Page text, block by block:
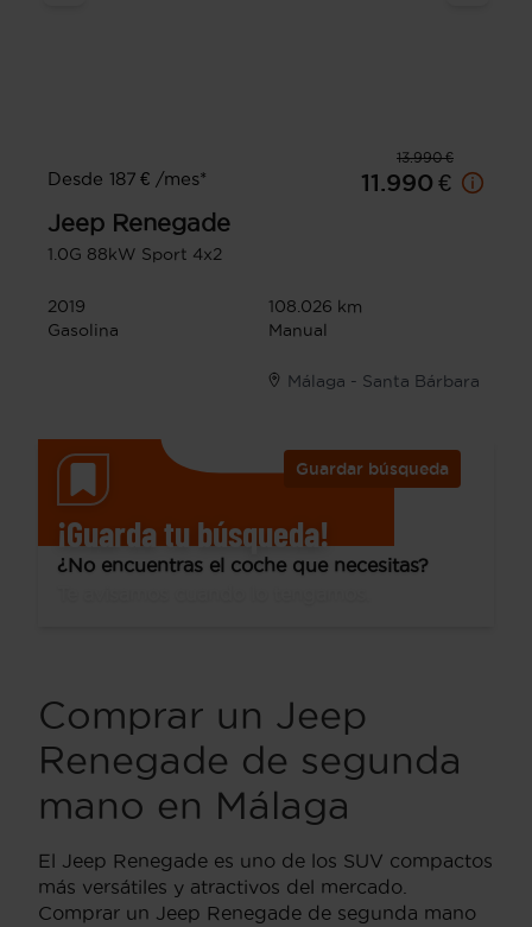
13.990 €
Desde 187 € /mes*
11.990 €
Jeep Renegade
1.0G 88kW Sport 4x2
2019
108.026 km
Gasolina
Manual
Málaga - Santa Bárbara
Guardar búsqueda
¡Guarda tu búsqueda!
¿No encuentras el coche que necesitas?
Comprar un Jeep
Renegade de segunda
mano en Málaga
El Jeep Renegade es uno de los SUV compactos
más versátiles y atractivos del mercado.
Comprar un Jeep Renegade de segunda mano